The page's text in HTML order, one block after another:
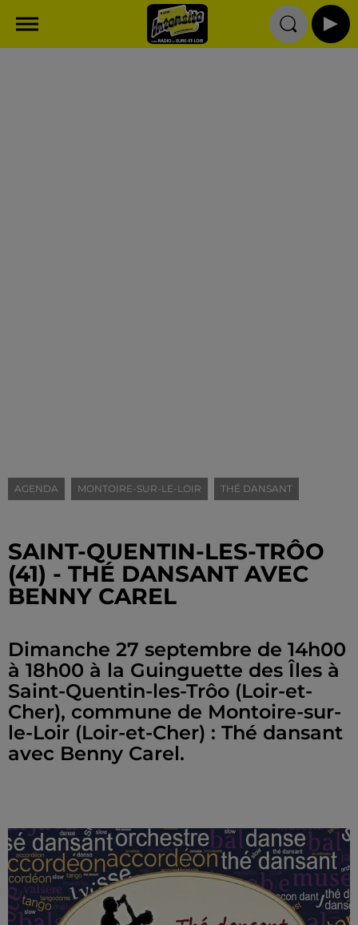
AGENDA MONTOIRE-SUR-LE-LOIR THÉ DANSANT
SAINT-QUENTIN-LES-TRÔO
(41) - THÉ DANSANT AVEC
BENNY CAREL
Dimanche 27 septembre de 14h00
à 18h00 à la Guinguette des Îles à
Saint-Quentin-les-Trôo (Loir-et-
Cher), commune de Montoire-sur-
le-Loir (Loir-et-Cher) : Thé dansant
avec Benny Carel.